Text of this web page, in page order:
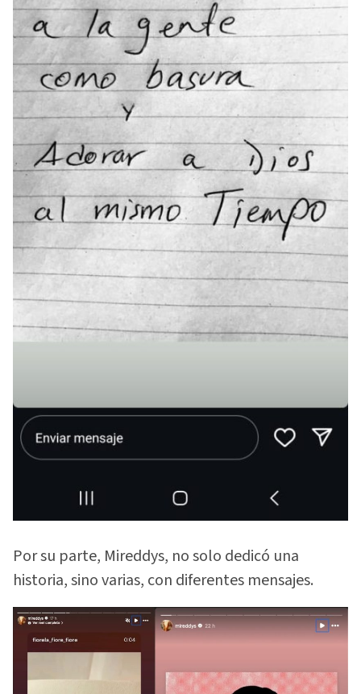
Por su parte, Mireddys, no solo dedicó una
historia, sino varias, con diferentes mensajes.